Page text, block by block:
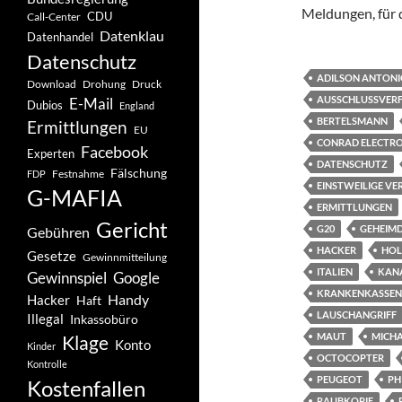
Meldungen, für
ADILSON
BERTELSMANN
CONRAD
DATENSCHUTZ
EINSTWEILIGE
ERMITTLUNGEN
G20
HACKER
ITALIEN
KRANKENKASSEN
LAUSCHANGRIFF
MAUT
OCTOCOPTER
PEUGEOT
Call-Center CDU
Datenhandel Datenklau
Datenschutz
Download Drohung Druck
Dubios E-Mail England
Ermittlungen EU
Experten Facebook
FDP Festnahme Fälschung
G-MAFIA
Gebühren Gericht
Gesetze Gewinnmitteilung
Gewinnspiel Google
Hacker Haft Handy
Illegal Inkassobüro
Kinder Klage Konto
Kontrolle
Kostenfallen